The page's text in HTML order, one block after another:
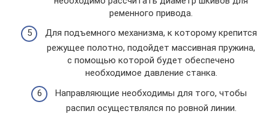
ременного привода.
Для подъемного механизма, к которому крепится
режущее полотно, подойдет массивная пружина,
с помощью которой будет обеспечено
необходимое давление станка.
Направляющие необходимы для того, чтобы
распил осуществлялся по ровной линии.